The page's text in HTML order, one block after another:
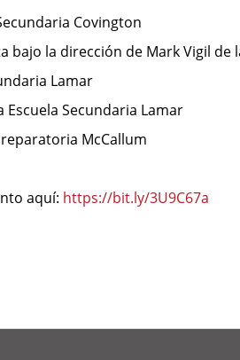
Covington
bajo la dirección de Mark Vigil
Lamar
Escuela Secundaria Lamar
McCallum
aquí: https://bit.ly/3U9C67a